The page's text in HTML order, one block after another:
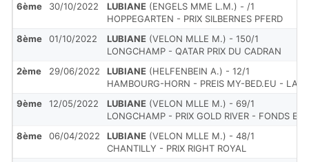
6ème
30/10/2022 LUBIANE (ENGELS MME L.M.) - /1
HOPPEGARTEN - PRIX SILBERNES PFERD
8ème
01/10/2022 LUBIANE (VELON MLLE M.) - 150/1
LONGCHAMP - QATAR PRIX DU CADRAN
2ème
29/06/2022 LUBIANE (HELFENBEIN A.) - 12/1
HAMBOURG-HORN - PREIS MY-BED.EU -
9ème
12/05/2022 LUBIANE (VELON MLLE M.) - 69/1
LONGCHAMP - PRIX GOLD RIVER - FONDS
8ème
06/04/2022 LUBIANE (VELON MLLE M.) - 48/1
CHANTILLY - PRIX RIGHT ROYAL